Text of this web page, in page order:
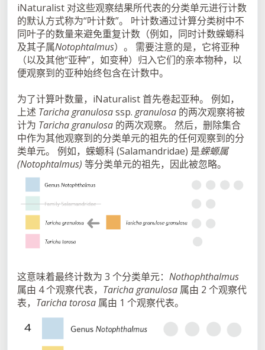
iNaturalist 对这些观察结果所代表的分类单元进行计数
的默认方式称为“叶计数”。 叶计数通过计算分类树中不
同叶子的数量来避免重复计数（例如，同时计数蝾螈科
及其子属Notophtalmus）。 需要注意的是，它将亚种
（以及其他“亚种”，如变种）归入它们的亲本物种，以
便观察到的亚种始终包含在计数中。
为了计算叶数量，iNaturalist 首先卷起亚种。 例如，
上述 Taricha granulosassp. granulosa 的两次观察将被
计为 Taricha granulosa 的两次观察。 然后，删除集合
中作为其他观察到的分类单元的祖先的任何观察到的分
类单元。 例如，蝾螈科 (Salamandridae) 是蝾螈属
(Notophtalmus) 等分类单元的祖先，因此被忽略。
这意味着最终计数为 3 个分类单元： Nothophthalmus
属由 4 个观察代表， Taricha granulosa属由 2 个观察代
表， Taricha torosa属由 1 个观察代表。